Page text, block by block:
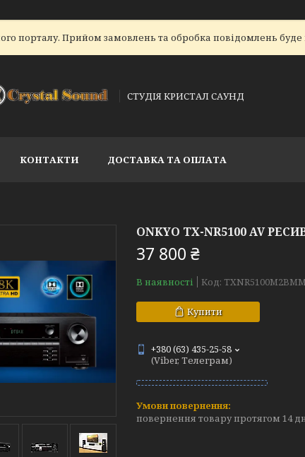
порталу. Прийом замовлень та обробка повідомлень буде
СТУДІЯ КРИСТАЛ САУНД
КОНТАКТИ ДОСТАВКА ТА ОПЛАТА
ONKYO TX-NR5100 AV
37 800 ₴
В наявності Код:
Купити
+380 (63) 435-25-58
(Viber, Телеграм)
повернення товару протягом 14